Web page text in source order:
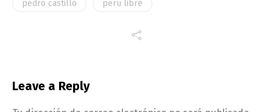
pedro castillo peru libre
Leave a Reply